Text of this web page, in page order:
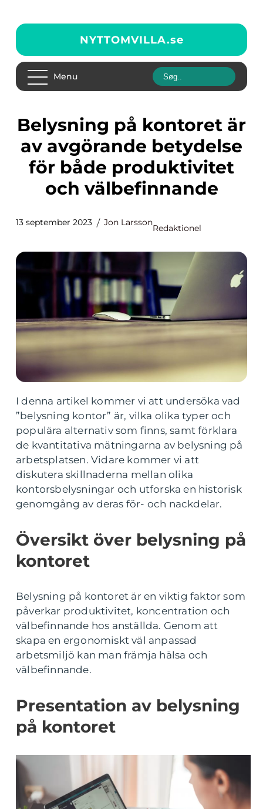
NYTTOMVILLA.se
Menu
Belysning på kontoret är
av avgörande betydelse
för både produktivitet
och välbefinnande
13 september 2023 Jon Larsson
Redaktionel
I denna artikel kommer vi att undersöka vad
”belysning kontor” är, vilka olika typer och
populära alternativ som finns, samt förklara
de kvantitativa mätningarna av belysning på
arbetsplatsen. Vidare kommer vi att
diskutera skillnaderna mellan olika
kontorsbelysningar och utforska en historisk
genomgång av deras för- och nackdelar.
Översikt över belysning på
kontoret
Belysning på kontoret är en viktig faktor som
påverkar produktivitet, koncentration och
välbefinnande hos anställda. Genom att
skapa en ergonomiskt väl anpassad
arbetsmiljö kan man främja hälsa och
välbefinnande.
Presentation av belysning
på kontoret